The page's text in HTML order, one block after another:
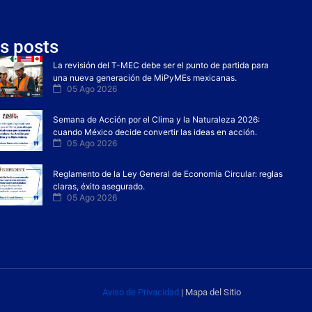
posts
La revisión del T-MEC debe ser el punto de partida para
una nueva generación de MiPyMEs mexicanas.
05 Ago 2026
Semana de Acción por el Clima y la Naturaleza 2026:
cuando México decide convertir las ideas en acción.
05 Ago 2026
Reglamento de la Ley General de Economía Circular: reglas
claras, éxito asegurado.
05 Ago 2026
Aviso de Privacidad | Mapa del Sitio